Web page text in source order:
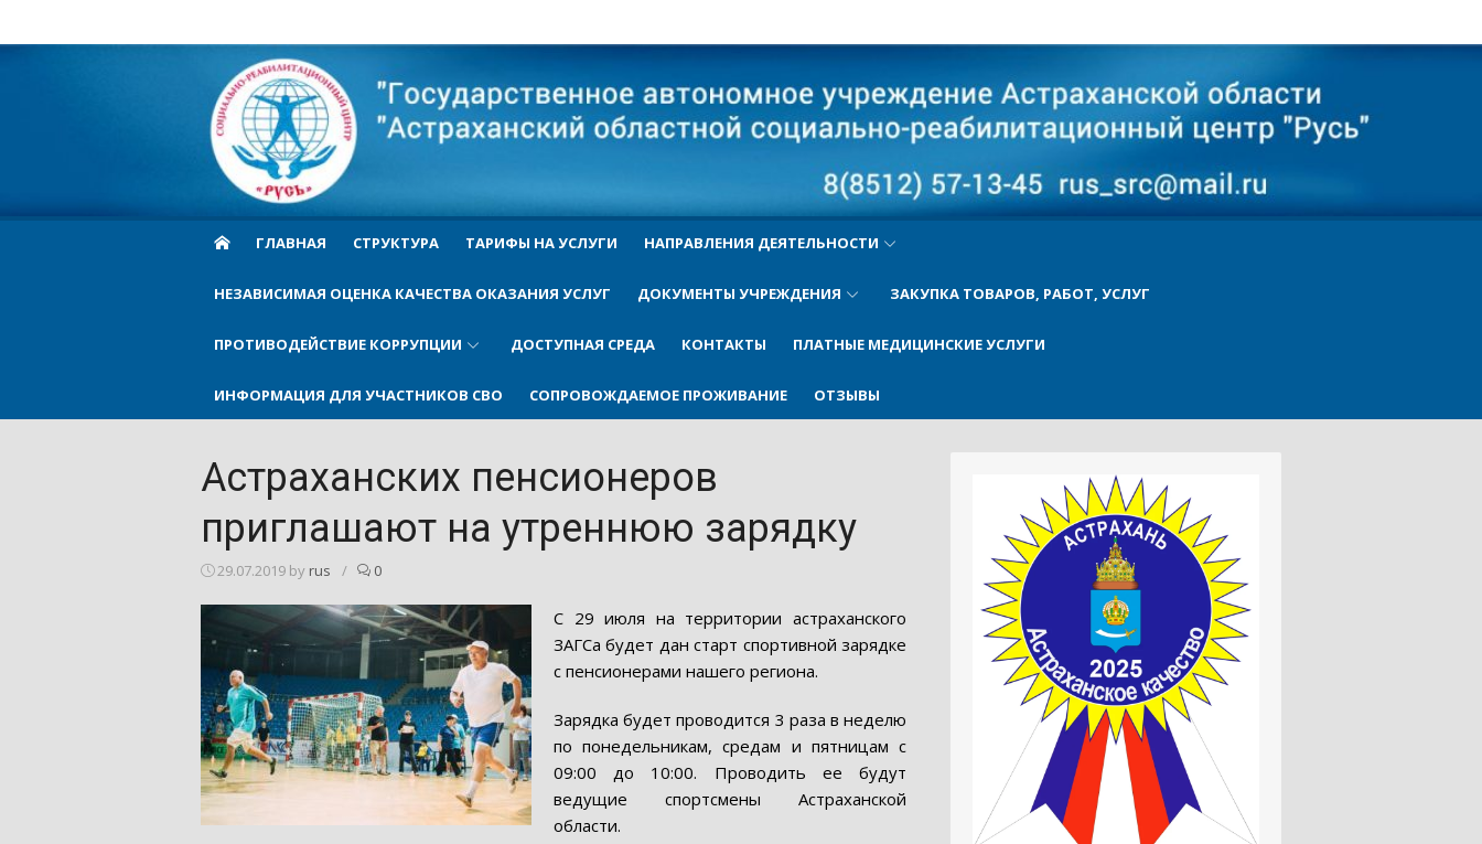
content
Cоциально-
реабилитационный
центр Русь
ГЛАВНАЯ СТРУКТУРА ТАРИФЫ НА УСЛУГИ НАПРАВЛЕНИЯ ДЕЯТЕЛЬНОСТИ
НЕЗАВИСИМАЯ ОЦЕНКА КАЧЕСТВА ОКАЗАНИЯ УСЛУГ ДОКУМЕНТЫ УЧРЕЖДЕНИЯ ЗАКУПКА ТОВАРОВ, РАБОТ, УСЛУГ
ПРОТИВОДЕЙСТВИЕ КОРРУПЦИИ ДОСТУПНАЯ СРЕДА КОНТАКТЫ ПЛАТНЫЕ МЕДИЦИНСКИЕ УСЛУГИ
ИНФОРМАЦИЯ ДЛЯ УЧАСТНИКОВ СВО СОПРОВОЖДАЕМОЕ ПРОЖИВАНИЕ ОТЗЫВЫ
Астраханских пенсионеров
приглашают на утреннюю зарядку
29.07.2019 by rus / 0
С 29 июля на территории астраханского
ЗАГСа будет дан старт спортивной зарядке
с пенсионерами нашего региона.
Зарядка будет проводится 3 раза в неделю
по понедельникам, средам и пятницам с
09:00 до 10:00. Проводить ее будут
ведущие спортсмены Астраханской
области.